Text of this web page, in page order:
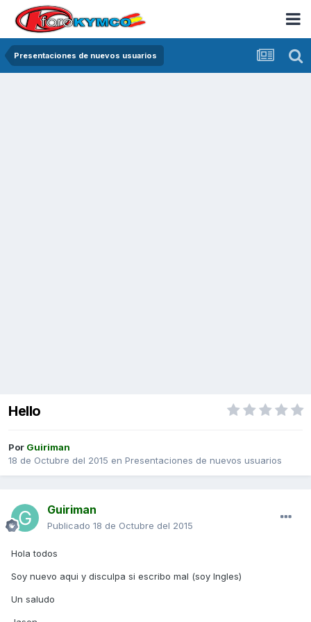
Presentaciones de nuevos usuarios
Hello
Por Guiriman
18 de Octubre del 2015 en Presentaciones de nuevos usuarios
Guiriman
Publicado 18 de Octubre del 2015
Hola todos
Soy nuevo aqui y disculpa si escribo mal (soy Ingles)
Un saludo